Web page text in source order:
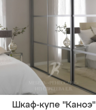
Шкаф-купе "Каноэ"